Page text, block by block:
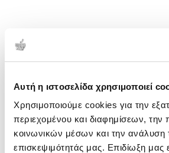
Αυτή η ιστοσελίδα χρησιμοποιεί
Χρησιμοποιούμε cookies για την
περιεχομένου και διαφημίσεων, την
κοινωνικών μέσων και την ανάλυση
επισκεψιμότητάς μας. Επιδίωξη μας